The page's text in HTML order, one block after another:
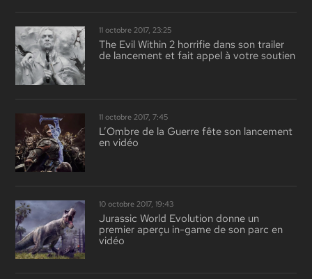
11 octobre 2017, 23:25
The Evil Within 2 horrifie dans son trailer
de lancement et fait appel à votre soutien
11 octobre 2017, 7:45
L’Ombre de la Guerre fête son lancement
en vidéo
10 octobre 2017, 19:43
Jurassic World Evolution donne un
premier aperçu in-game de son parc en
vidéo